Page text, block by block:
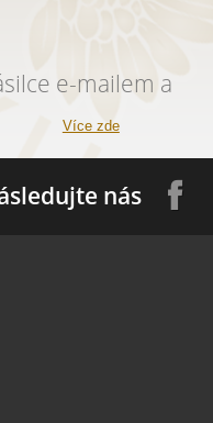
e-mailem a
Více zde
nás